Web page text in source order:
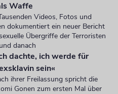
Waffe
Videos, Fotos und
dokumentiert ein neuer Bericht
Übergriffe der Terroristen
danach
dachte, ich werde für
sein«
ihrer Freilassung spricht die
Gonen zum ersten Mal über